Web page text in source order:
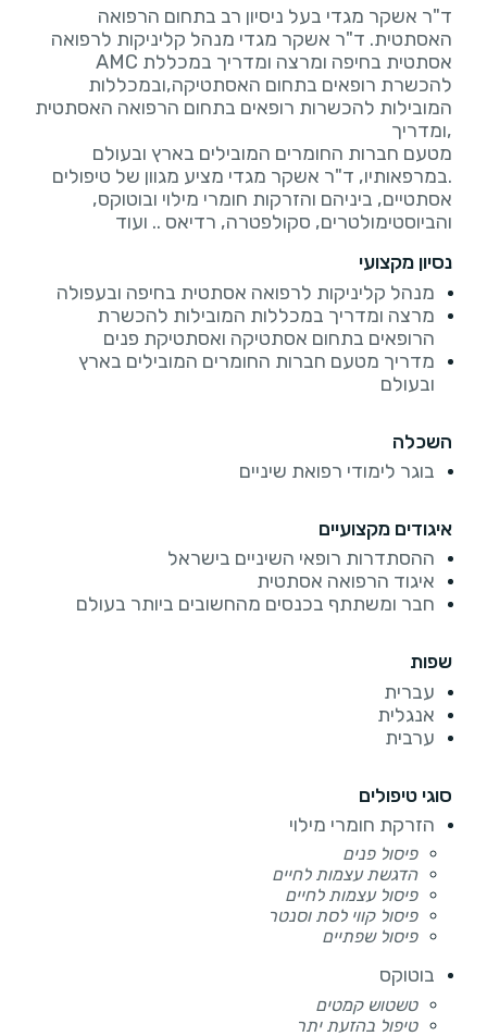
ד"ר אשקר מגדי בעל ניסיון רב בתחום הרפואה
האסתטית. ד"ר אשקר מגדי מנהל קליניקות לרפואה
אסתטית בחיפה ומרצה ומדריך במכללת AMC
להכשרת רופאים בתחום האסתטיקה,ובמכללות
המובילות להכשרות רופאים בתחום הרפואה האסתטית
מטעם חברות החומרים המובילים בארץ ובעולם
.במרפאותיו, ד"ר אשקר מגדי מציע מגוון של טיפולים
אסתטיים, ביניהם והזרקות חומרי מילוי ובוטוקס,
והביוסטימולטרים, סקולפטרה, רדיאס .. ועוד
נסיון מקצועי
מנהל קליניקות לרפואה אסתטית בחיפה ובעפולה
מרצה ומדריך במכללות המובילות להכשרת
הרופאים בתחום אסתטיקה ואסתטיקת פנים
מדריך מטעם חברות החומרים המובילים בארץ
ובעולם
השכלה
בוגר לימודי רפואת שיניים
איגודים מקצועיים
ההסתדרות רופאי השיניים בישראל
איגוד הרפואה אסתטית
חבר ומשתתף בכנסים מהחשובים ביותר בעולם
שפות
עברית
אנגלית
ערבית
סוגי טיפולים
הזרקת חומרי מילוי
פיסול פנים
הדגשת עצמות לחיים
פיסול עצמות לחיים
פיסול קווי לסת וסנטר
פיסול שפתיים
בוטוקס
טשטוש קמטים
טיפול בהזעת יתר